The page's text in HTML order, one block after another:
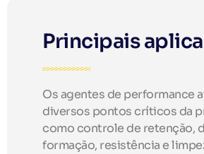
Principais
Os agentes de performance
diversos pontos críticos da
como controle de retenção,
formação, resistência e